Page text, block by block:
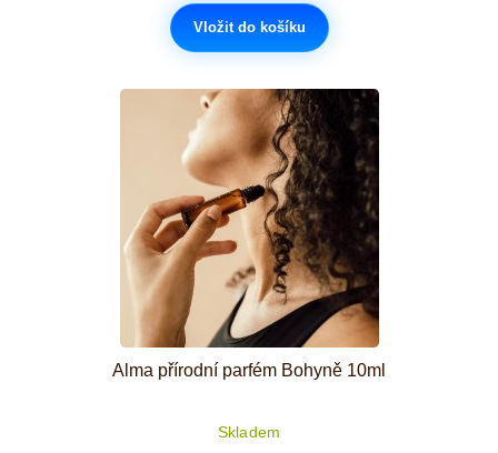
Vložit do košíku
Alma přírodní parfém Bohyně 10ml
Skladem